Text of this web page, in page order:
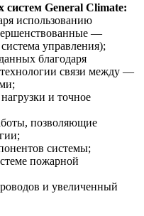
General Climate:
использованию
—
управления);
благодаря
связи между —
и точное
позволяющие
системы;
пожарной
и увеличенный